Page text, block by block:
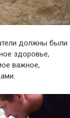
должны были
здоровье,
важное,